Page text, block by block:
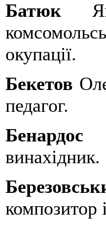
Батюк
окупації.
Бекетов
педагог.
винахідник.
композитор